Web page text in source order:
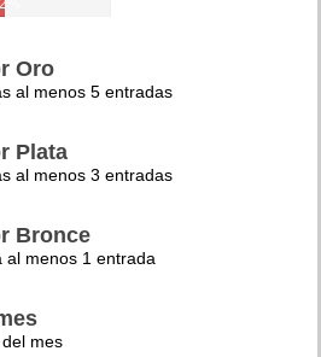
Oro
al menos 5 entradas
Plata
al menos 3 entradas
Bronce
al menos 1 entrada
mes